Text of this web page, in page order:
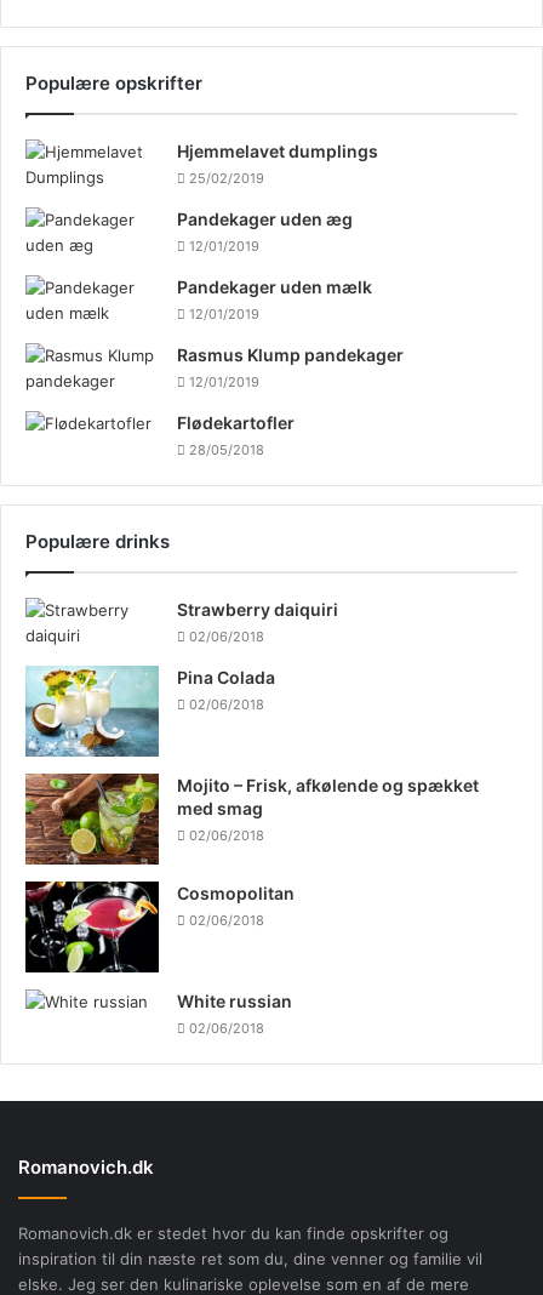
Populære opskrifter
Hjemmelavet dumplings
25/02/2019
Pandekager uden æg
12/01/2019
Pandekager uden mælk
12/01/2019
Rasmus Klump pandekager
12/01/2019
Flødekartofler
28/05/2018
Populære drinks
Strawberry daiquiri
02/06/2018
Pina Colada
02/06/2018
Mojito – Frisk, afkølende og spækket
med smag
02/06/2018
Cosmopolitan
02/06/2018
White russian
02/06/2018
Romanovich.dk
Romanovich.dk er stedet hvor du kan finde opskrifter og
inspiration til din næste ret som du, dine venner og familie vil
elske. Jeg ser den kulinariske oplevelse som en af de mere